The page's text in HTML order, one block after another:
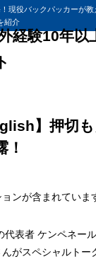
現役バックパッカーが教
紹介
経験10年以
】押切
！
ンが含まれていま
代表者 ケンペネー
がスペシャルトー
できた時
からのアドバイス